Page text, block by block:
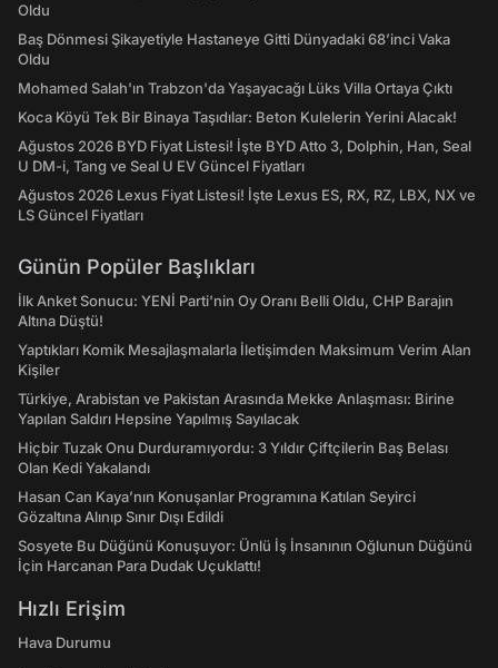
Oldu
Baş Dönmesi Şikayetiyle Hastaneye Gitti Dünyadaki 68’inci Vaka
Oldu
Mohamed Salah'ın Trabzon'da Yaşayacağı Lüks Villa Ortaya Çıktı
Koca Köyü Tek Bir Binaya Taşıdılar: Beton Kulelerin Yerini Alacak!
Ağustos 2026 BYD Fiyat Listesi! İşte BYD Atto 3, Dolphin, Han, Seal
U DM-i, Tang ve Seal U EV Güncel Fiyatları
Ağustos 2026 Lexus Fiyat Listesi! İşte Lexus ES, RX, RZ, LBX, NX ve
LS Güncel Fiyatları
Günün Popüler Başlıkları
İlk Anket Sonucu: YENİ Parti'nin Oy Oranı Belli Oldu, CHP Barajın
Altına Düştü!
Yaptıkları Komik Mesajlaşmalarla İletişimden Maksimum Verim Alan
Kişiler
Türkiye, Arabistan ve Pakistan Arasında Mekke Anlaşması: Birine
Yapılan Saldırı Hepsine Yapılmış Sayılacak
Hiçbir Tuzak Onu Durduramıyordu: 3 Yıldır Çiftçilerin Baş Belası
Olan Kedi Yakalandı
Hasan Can Kaya’nın Konuşanlar Programına Katılan Seyirci
Gözaltına Alınıp Sınır Dışı Edildi
Sosyete Bu Düğünü Konuşuyor: Ünlü İş İnsanının Oğlunun Düğünü
İçin Harcanan Para Dudak Uçuklattı!
Hızlı Erişim
Hava Durumu